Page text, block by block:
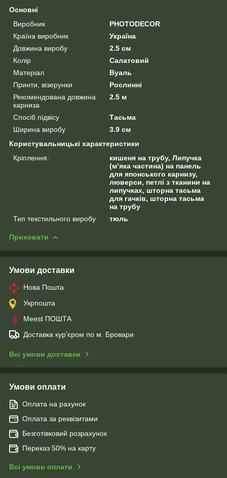
Основні
Виробник
PHOTODECOR
Країна виробник
Україна
Довжина виробу
2.5 см
Колір
Салатовий
Матеріал
Вуаль
Принти, візерунки
Рослинні
Рекомендована довжина
карниза
2.5 м
Спосіб підвісу
Тасьма
Ширина виробу
3.9 см
Користувальницькі характеристики
Кріплення:
кишеня на трубу, Липучка
(м’яка частина) на панель
для японського карнизу,
люверси, петлі з тканини на
липучках, шторна тасьма
для гачків, шторна тасьма
на трубу
Тип текстильного виробу
тюль
Приховати
Умови доставки
Нова Пошта
Укрпошта
Meest ПОШТА
Доставка кур'єром по м. Бровари
Всі умови доставки
Умови оплати
Оплата на рахунок
Оплата за реквізитами
Безготівковий розрахунок
Переказ 50% на карту
Всі умови оплати